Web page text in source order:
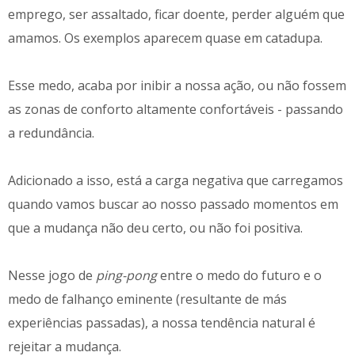
emprego, ser assaltado, ficar doente, perder alguém que
amamos. Os exemplos aparecem quase em catadupa.
Esse medo, acaba por inibir a nossa ação, ou não fossem
as zonas de conforto altamente confortáveis - passando
a redundância.
Adicionado a isso, está a carga negativa que carregamos
quando vamos buscar ao nosso passado momentos em
que a mudança não deu certo, ou não foi positiva.
Nesse jogo de ping-pongentre o medo do futuro e o
medo de falhanço eminente (resultante de más
experiências passadas), a nossa tendência natural é
rejeitar a mudança.